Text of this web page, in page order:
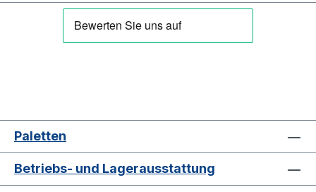
Paletten
Betriebs- und Lagerausstattung